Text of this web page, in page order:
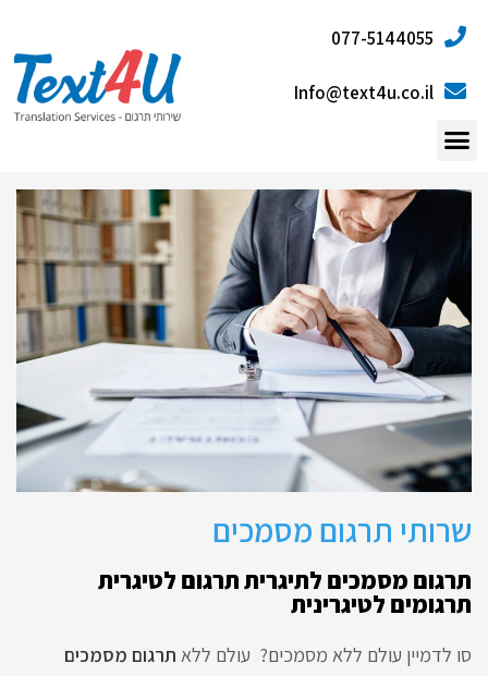
077-5144055
Info@text4u.co.il
שרותי תרגום מסמכים
תרגום מסמכים לתיגרית תרגום לטיגרית
תרגומים לטיגרינית
סו לדמיין עולם ללא מסמכים? עולם ללא תרגום מסמכים